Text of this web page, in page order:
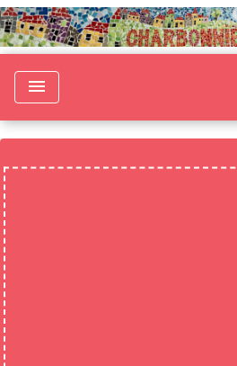
menu